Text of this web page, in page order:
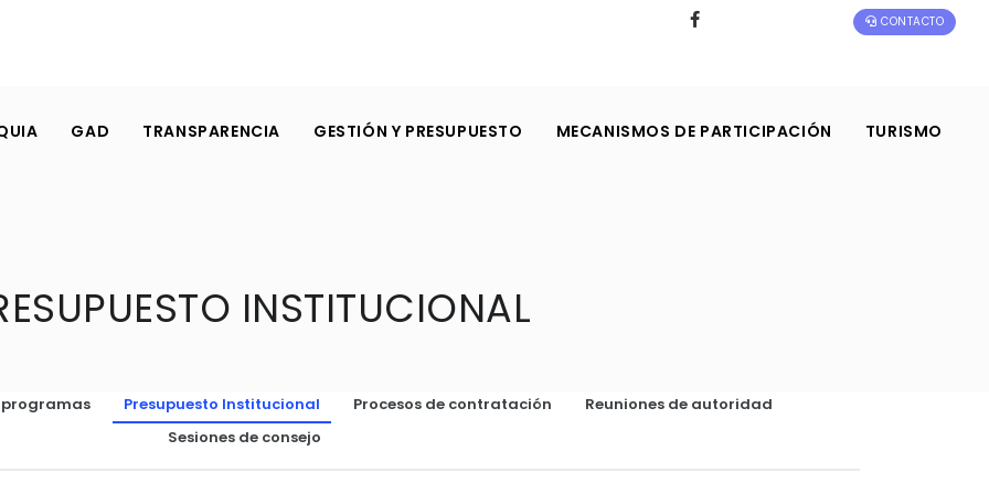
CONTACTO
GAD TRANSPARENCIA GESTIÓN Y PRESUPUESTO MECANISMOS DE PARTICIPACIÓN TURISMO
INSTITUCIONAL
programas Presupuesto Institucional Procesos de contratación
Reuniones de autoridad
Sesiones de consejo